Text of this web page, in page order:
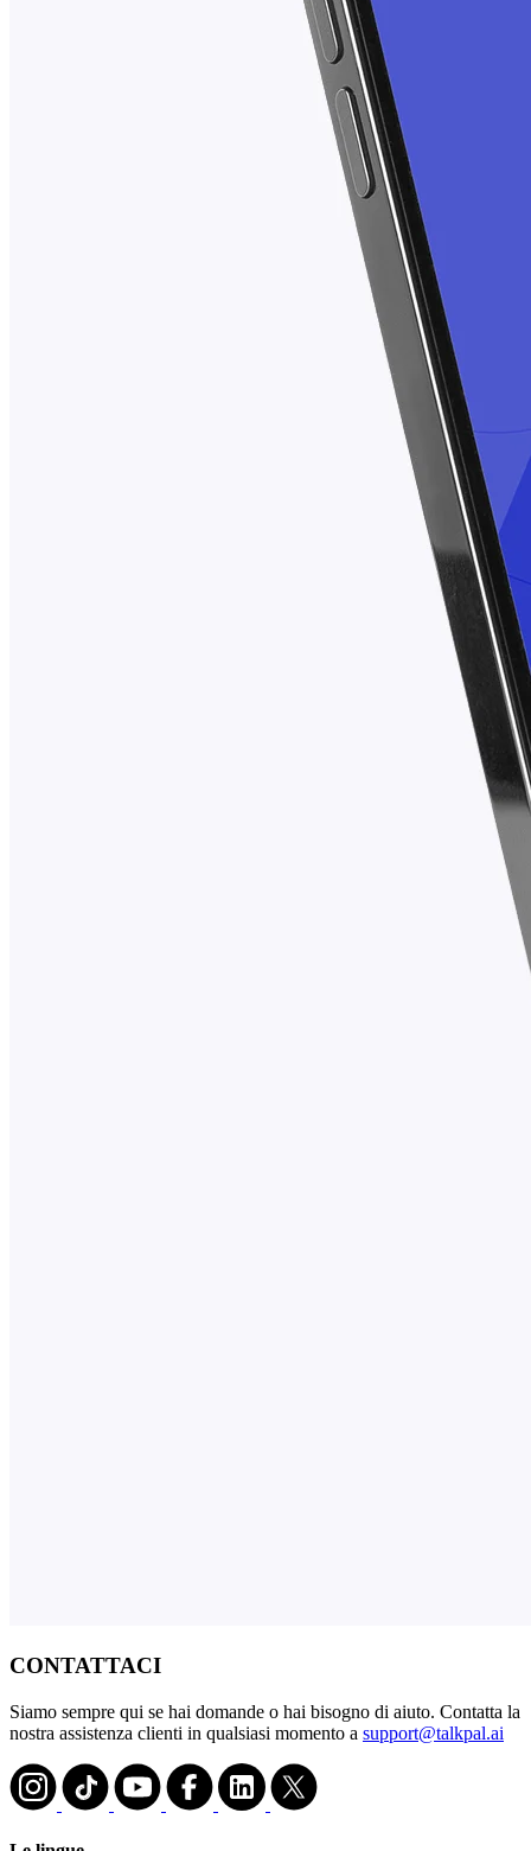
CONTATTACI
Siamo sempre qui se hai domande o hai bisogno di aiuto. Contatta la
nostra assistenza clienti in qualsiasi momento a support@talkpal.ai